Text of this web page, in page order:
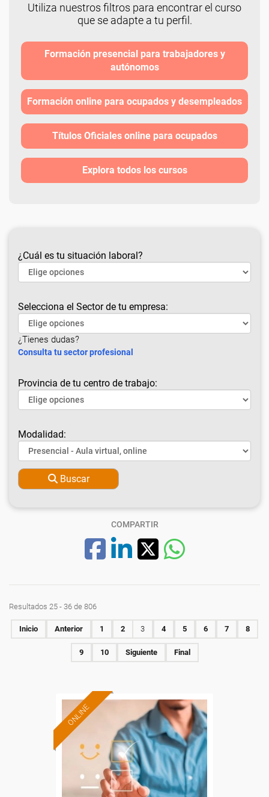
Utiliza nuestros filtros para encontrar el curso
que se adapte a tu perfil.
Formación presencial para trabajadores y
autónomos
Formación online para ocupados y desempleados
Títulos Oficiales online para ocupados
Explora todos los cursos
¿Cuál es tu situación laboral?
Selecciona el Sector de tu empresa:
¿Tienes dudas?
Consulta tu sector profesional
Provincia de tu centro de trabajo:
Modalidad:
Buscar
COMPARTIR
Resultados 25 - 36 de 806
Inicio Anterior 1 2 3 4 5 6 7 8
9 10 Siguiente Final
ONLINE
Formación 100%
subvencionada.
Para desempleados,
trabajadores y autónomos.